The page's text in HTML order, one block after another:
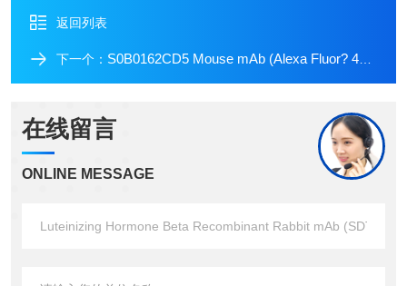
返回列表
下一个： S0B0162CD5 Mouse mAb (Alexa Fluor? 488 Conjugate) (S-576-35)
在线留言
ONLINE MESSAGE